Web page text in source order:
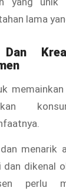
lama
Dan
menarik
dikenal
perlu